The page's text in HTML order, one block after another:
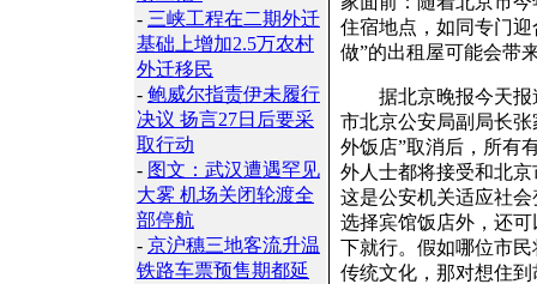
- 三峡工程在二期外迁
基础上增加2.5万农村
外迁移民
- 鲍威尔指责伊未履行
决议 扬言27日后要采
取行动
- 图文：武汉遭遇罕见
大雾 机场关闭轮渡全
部停航
- 京沪穗三地客流升温
铁路车票预售期都延
住宿地点，如同专门
做”的出租屋可能会带
据北京晚报今天报
市北京公安局副局长
外饭店”取消后，所有
外人士都将接受和北
这是公安机关适应社
选择宾馆饭店外，还
下就行。假如哪位市
传统文化，那对想住